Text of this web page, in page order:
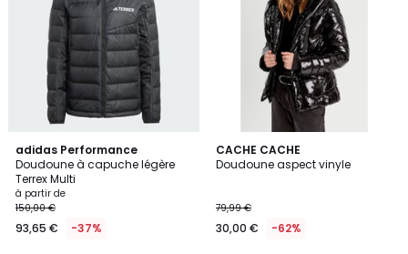
adidas Performance
Doudoune à capuche légère
Terrex Multi
à partir de
150,00 €
93,65 € -37%
5
/
5
2
Couleurs
CACHE CACHE
Doudoune aspect vinyle
79,99 €
30,00 € -62%
5
/